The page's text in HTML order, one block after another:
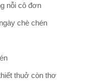
nỗi cô đơn
chè chén
thuở còn thơ